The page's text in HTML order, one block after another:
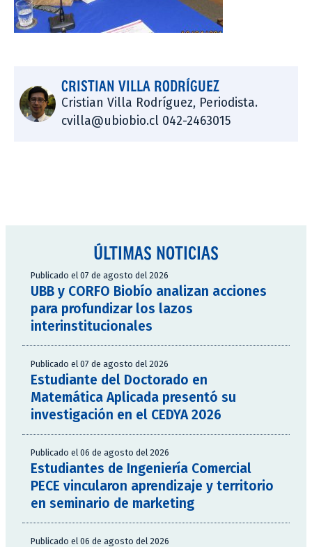
CRISTIAN VILLA RODRÍGUEZ
Cristian Villa Rodríguez, Periodista.
cvilla@ubiobio.cl 042-2463015
ÚLTIMAS NOTICIAS
Publicado el 07 de agosto del 2026
UBB y CORFO Biobío analizan acciones
para profundizar los lazos
interinstitucionales
Publicado el 07 de agosto del 2026
Estudiante del Doctorado en
Matemática Aplicada presentó su
investigación en el CEDYA 2026
Publicado el 06 de agosto del 2026
Estudiantes de Ingeniería Comercial
PECE vincularon aprendizaje y territorio
en seminario de marketing
Publicado el 06 de agosto del 2026